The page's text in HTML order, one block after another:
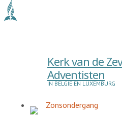
Kerk van de
Adventisten
IN BELGIË EN LUXEMBURG
Zonsondergang